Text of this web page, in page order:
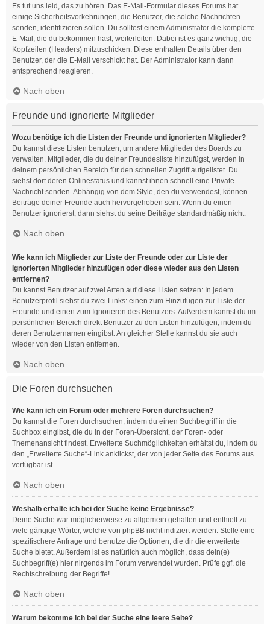
Es tut uns leid, das zu hören. Das E-Mail-Formular dieses Forums hat
einige Sicherheitsvorkehrungen, die Benutzer, die solche Nachrichten
senden, identifizieren sollen. Du solltest einem Administrator die komplette
E-Mail, die du bekommen hast, weiterleiten. Dabei ist es ganz wichtig, die
Kopfzeilen (Headers) mitzuschicken. Diese enthalten Details über den
Benutzer, der die E-Mail verschickt hat. Der Administrator kann dann
entsprechend reagieren.
Nach oben
Freunde und ignorierte Mitglieder
Wozu benötige ich die Listen der Freunde und ignorierten Mitglieder?
Du kannst diese Listen benutzen, um andere Mitglieder des Boards zu
verwalten. Mitglieder, die du deiner Freundesliste hinzufügst, werden in
deinem persönlichen Bereich für den schnellen Zugriff aufgelistet. Du
siehst dort deren Onlinestatus und kannst ihnen schnell eine Private
Nachricht senden. Abhängig von dem Style, den du verwendest, können
Beiträge deiner Freunde auch hervorgehoben sein. Wenn du einen
Benutzer ignorierst, dann siehst du seine Beiträge standardmäßig nicht.
Nach oben
Wie kann ich Mitglieder zur Liste der Freunde oder zur Liste der
ignorierten Mitglieder hinzufügen oder diese wieder aus den Listen
entfernen?
Du kannst Benutzer auf zwei Arten auf diese Listen setzen: In jedem
Benutzerprofil siehst du zwei Links: einen zum Hinzufügen zur Liste der
Freunde und einen zum Ignorieren des Benutzers. Außerdem kannst du im
persönlichen Bereich direkt Benutzer zu den Listen hinzufügen, indem du
deren Benutzernamen eingibst. An gleicher Stelle kannst du sie auch
wieder von den Listen entfernen.
Nach oben
Die Foren durchsuchen
Wie kann ich ein Forum oder mehrere Foren durchsuchen?
Du kannst die Foren durchsuchen, indem du einen Suchbegriff in die
Suchbox eingibst, die du in der Foren-Übersicht, der Foren- oder
Themenansicht findest. Erweiterte Suchmöglichkeiten erhältst du, indem du
den „Erweiterte Suche“-Link anklickst, der von jeder Seite des Forums aus
verfügbar ist.
Nach oben
Weshalb erhalte ich bei der Suche keine Ergebnisse?
Deine Suche war möglicherweise zu allgemein gehalten und enthielt zu
viele gängige Wörter, welche von phpBB nicht indiziert werden. Stelle eine
spezifischere Anfrage und benutze die Optionen, die dir die erweiterte
Suche bietet. Außerdem ist es natürlich auch möglich, dass dein(e)
Suchbegriff(e) hier nirgends im Forum verwendet wurden. Prüfe ggf. die
Rechtschreibung der Begriffe!
Nach oben
Warum bekomme ich bei der Suche eine leere Seite?